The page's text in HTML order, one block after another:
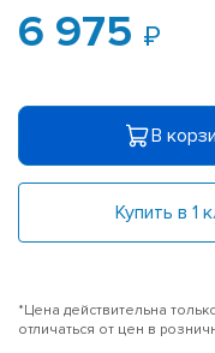
6 975
В
Купить в 1
*Цена действительна
отличаться от цен в